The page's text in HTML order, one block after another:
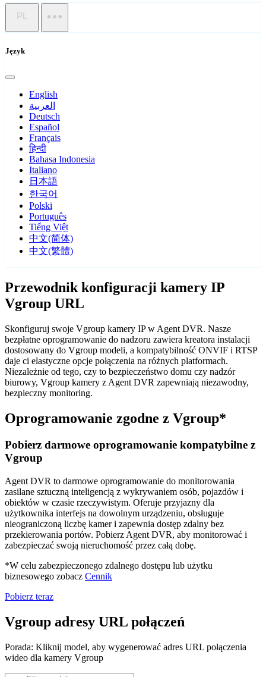
PL
Język
English
العربية
Deutsch
Español
Français
हिन्दी
Bahasa Indonesia
Italiano
日本語
한국어
Polski
Português
Tiếng Việt
中文(简体)
中文(繁體)
Przewodnik konfiguracji kamery IP
Vgroup URL
Skonfiguruj swoje Vgroup kamery IP w Agent DVR. Nasze
bezpłatne oprogramowanie do nadzoru zawiera kreatora instalacji
dostosowany do Vgroup modeli, a kompatybilność ONVIF i RTSP
daje ci elastyczne opcje połączenia na różnych platformach.
Niezależnie od tego, czy to bezpieczeństwo domu czy nadzór
biurowy, Vgroup kamery z Agent DVR zapewniają niezawodny,
bezpieczny monitoring.
Oprogramowanie zgodne z Vgroup*
Pobierz darmowe oprogramowanie kompatybilne z
Vgroup
Agent DVR to darmowe oprogramowanie do monitorowania
zasilane sztuczną inteligencją z wykrywaniem osób, pojazdów i
obiektów w czasie rzeczywistym. Oferuje przyjazny dla
użytkownika interfejs na dowolnym urządzeniu, obsługuje
nieograniczoną liczbę kamer i zapewnia dostęp zdalny bez
przekierowania portów. Pobierz Agent DVR, aby monitorować i
zabezpieczać swoją nieruchomość przez całą dobę.
*W celu zabezpieczonego zdalnego dostępu lub użytku
biznesowego zobacz Cennik
Pobierz teraz
Vgroup adresy URL połączeń
Porada: Kliknij model, aby wygenerować adres URL połączenia
wideo dla kamery Vgroup